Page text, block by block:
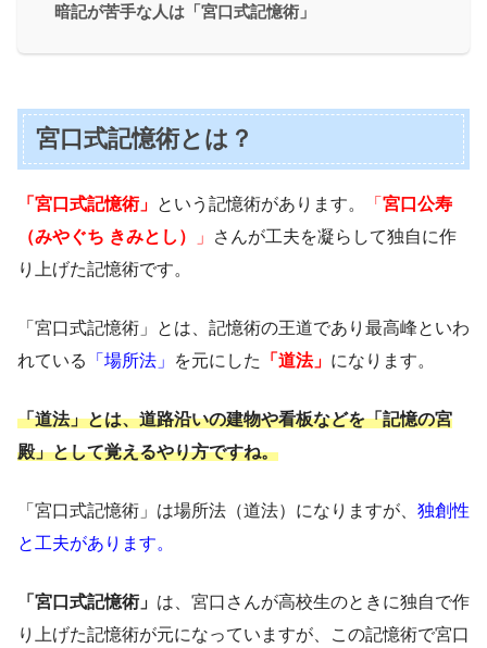
暗記が苦手な人は「宮口式記憶術」
宮口式記憶術とは？
「宮口式記憶術」 という記憶術があります。 「 宮口公寿
（みやぐち きみとし）
」
さんが工夫を凝らして独自に作
り上げた記憶術です。
「宮口式記憶術」とは、記憶術の王道であり最高峰といわ
れている
「場所法」 を元にした 「道法」 になります。
「道法」とは、道路沿いの建物や看板などを「記憶の宮
殿」として覚えるやり方ですね。
「宮口式記憶術」は場所法（道法）になりますが、 独創性
と工夫があります。
「宮口式記憶術」 は、宮口さんが高校生のときに独自で作
り上げた記憶術が元になっていますが、この記憶術で宮口